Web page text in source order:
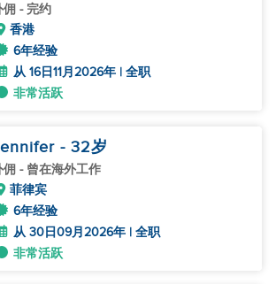
佣 - 完约
香港
6年经验
从 16日11月2026年 | 全职
非常活跃
- 32岁
佣 - 曾在海外工作
菲律宾
6年经验
从 30日09月2026年 | 全职
非常活跃